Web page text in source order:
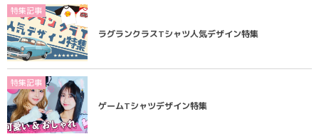
特集記事
ラグランクラスTシャツ人気デザイン特集
特集記事
ゲームTシャツデザイン特集